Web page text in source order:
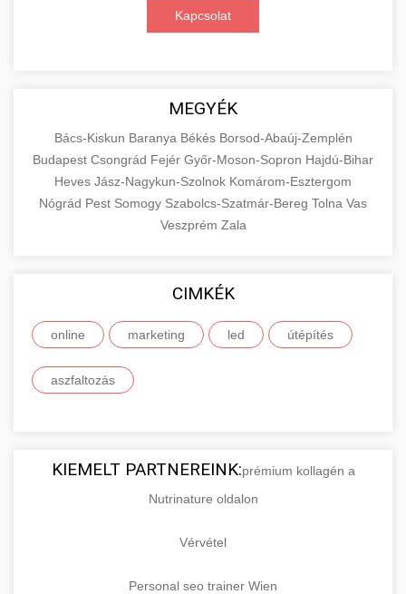
Kapcsolat
MEGYÉK
Bács-Kiskun Baranya Békés Borsod-Abaúj-Zemplén
Budapest Csongrád Fejér Győr-Moson-Sopron Hajdú-Bihar
Heves Jász-Nagykun-Szolnok Komárom-Esztergom
Nógrád Pest Somogy Szabolcs-Szatmár-Bereg Tolna Vas
Veszprém Zala
CIMKÉK
online marketing led útépítés
aszfaltozás
KIEMELT PARTNEREINK:prémium kollagén a
Nutrinature oldalon
Vérvétel
Personal seo trainer Wien